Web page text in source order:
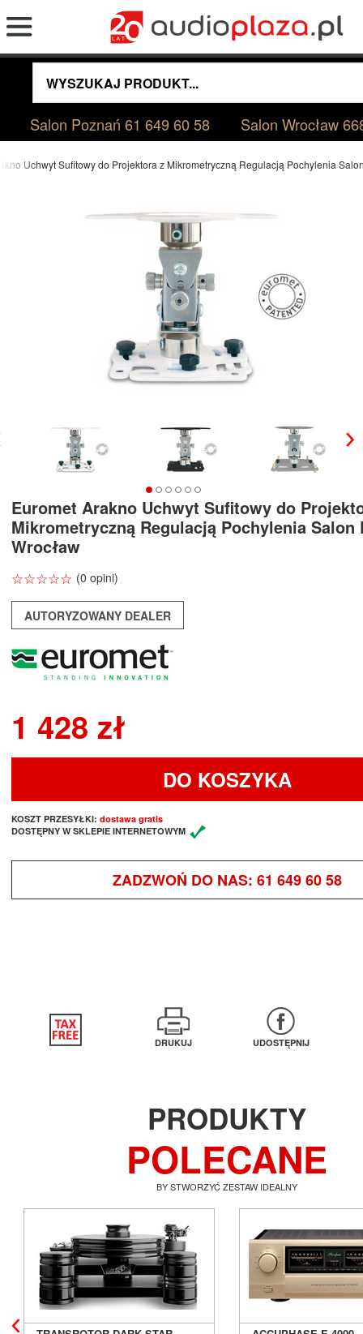
Salon Poznań61 649 60 58 Salon Wrocław
Uchwyt Sufitowy do Projektora z Mikrometryczną Regulacją Pochylenia
Euromet Arakno Uchwyt Sufitowy do
Mikrometryczną Regulacją Pochylenia Salon
Wrocław
☆☆☆☆☆
★★★★★ (0 opini)
AUTORYZOWANY DEALER
1 428 zł
DO KOSZYKA
KOSZT PRZESYŁKI: dostawa gratis
DOSTĘPNY W SKLEPIE INTERNETOWYM
ZADZWOŃ DO NAS: 61 649 60 58
DRUKUJ UDOSTĘPNIJ
PRODUKTY
POLECANE
BY STWORZYĆ ZESTAW IDEALNY